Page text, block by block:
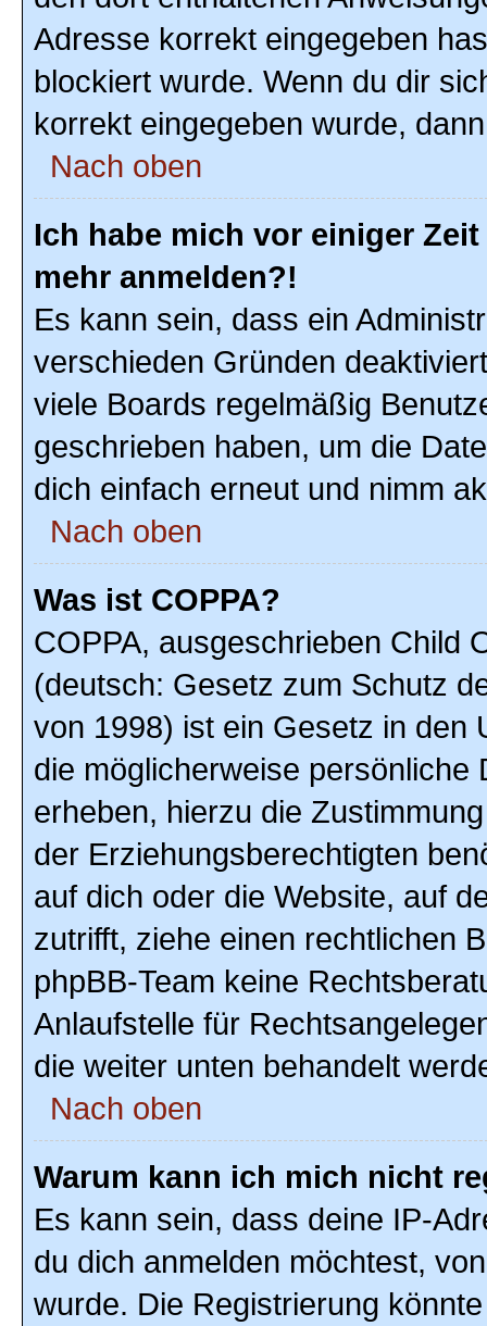
Adresse korrekt eingegeben
blockiert wurde. Wenn du dir
korrekt eingegeben wurde,
Nach oben
Ich habe mich vor einiger
mehr anmelden?!
Es kann sein, dass ein
verschieden Gründen
viele Boards regelmäßig
geschrieben haben, um die
dich einfach erneut und nimm
Nach oben
Was ist COPPA?
COPPA, ausgeschrieben Child
(deutsch: Gesetz zum Schutz
von 1998) ist ein Gesetz in den
die möglicherweise
erheben, hierzu die
der Erziehungsberechtigten
auf dich oder die Website, auf
zutrifft, ziehe einen rechtlichen
phpBB-Team keine
Anlaufstelle für
die weiter unten behandelt
Nach oben
Warum kann ich mich nicht
Es kann sein, dass deine IP-
du dich anmelden möchtest,
wurde. Die Registrierung